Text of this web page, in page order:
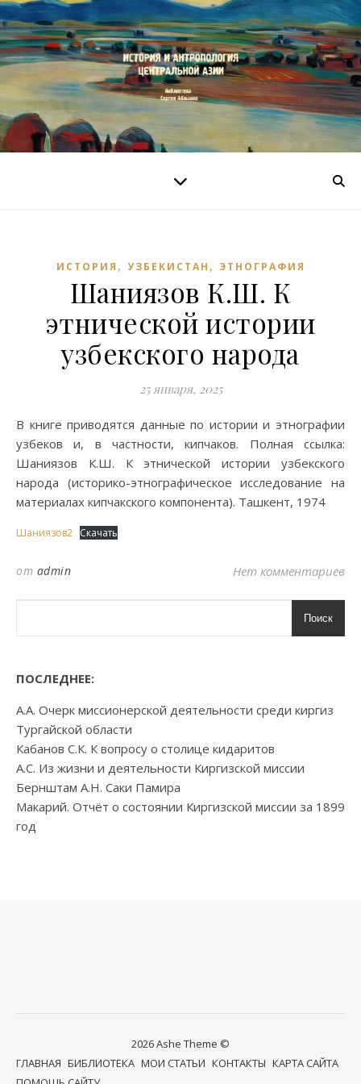
ИСТОРИЯ , УЗБЕКИСТАН , ЭТНОГРАФИЯ
Шаниязов К.Ш. К
этнической истории
узбекского народа
25 января, 2025
В книге приводятся данные по истории и этнографии
узбеков и, в частности, кипчаков. Полная ссылка:
Шаниязов К.Ш. К этнической истории узбекского
народа (историко-этнографическое исследование на
материалах кипчакского компонента). Ташкент, 1974
Шаниязов2 Скачать
от admin Нет комментариев
Поиск
ПОСЛЕДНЕЕ:
А.А. Очерк миссионерской деятельности среди киргиз
Тургайской области
Кабанов С.К. К вопросу о столице кидаритов
А.С. Из жизни и деятельности Киргизской миссии
Бернштам А.Н. Саки Памира
Макарий. Отчёт о состоянии Киргизской миссии за 1899
год
2026 Ashe Theme ©
ГЛАВНАЯ БИБЛИОТЕКА МОИ СТАТЬИ КОНТАКТЫ КАРТА САЙТА